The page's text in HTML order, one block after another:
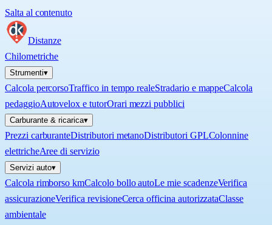
Salta al contenuto
Distanze
Chilometriche
Strumenti▾
Calcola percorsoTraffico in tempo realeStradario e mappeCalcola
pedaggioAutovelox e tutorOrari mezzi pubblici
Carburante & ricarica▾
Prezzi carburanteDistributori metanoDistributori GPLColonnine
elettricheAree di servizio
Servizi auto▾
Calcola rimborso kmCalcolo bollo autoLe mie scadenzeVerifica
assicurazioneVerifica revisioneCerca officina autorizzataClasse
ambientale